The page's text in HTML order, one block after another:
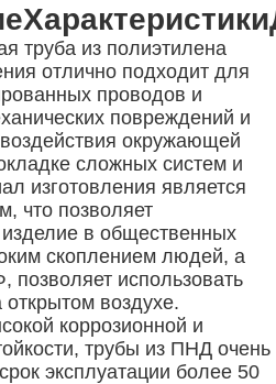
Характеристики
труба из полиэтилена
отлично подходит для
проводов и
повреждений и
воздействия окружающей
сложных систем и
изготовления является
что позволяет
изделие в общественных
скоплением людей, а
позволяет использовать
воздухе.
коррозионной и
трубы из ПНД очень
эксплуатации более 50